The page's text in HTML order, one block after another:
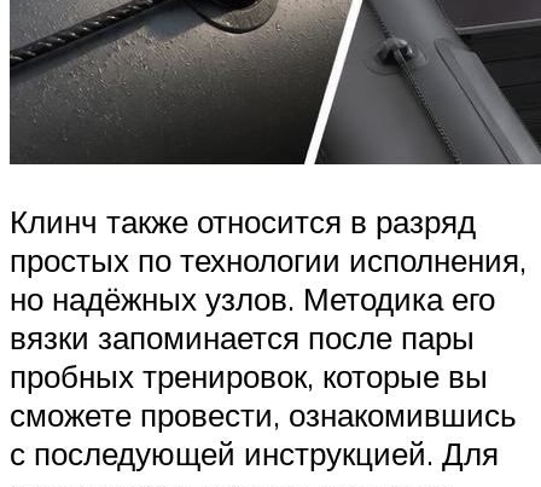
Клинч также относится в разряд
простых по технологии исполнения,
но надёжных узлов. Методика его
вязки запоминается после пары
пробных тренировок, которые вы
сможете провести, ознакомившись
с последующей инструкцией. Для